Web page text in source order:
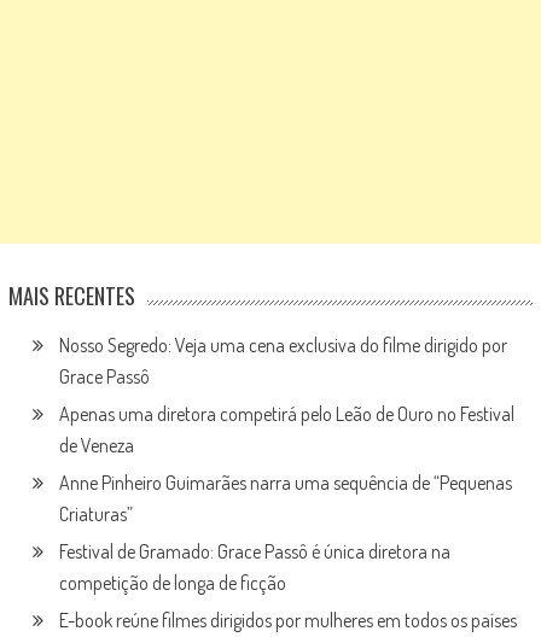
MAIS RECENTES
Nosso Segredo: Veja uma cena exclusiva do filme dirigido por
Grace Passô
Apenas uma diretora competirá pelo Leão de Ouro no Festival
de Veneza
Anne Pinheiro Guimarães narra uma sequência de “Pequenas
Criaturas”
Festival de Gramado: Grace Passô é única diretora na
competição de longa de ficção
E-book reúne filmes dirigidos por mulheres em todos os países